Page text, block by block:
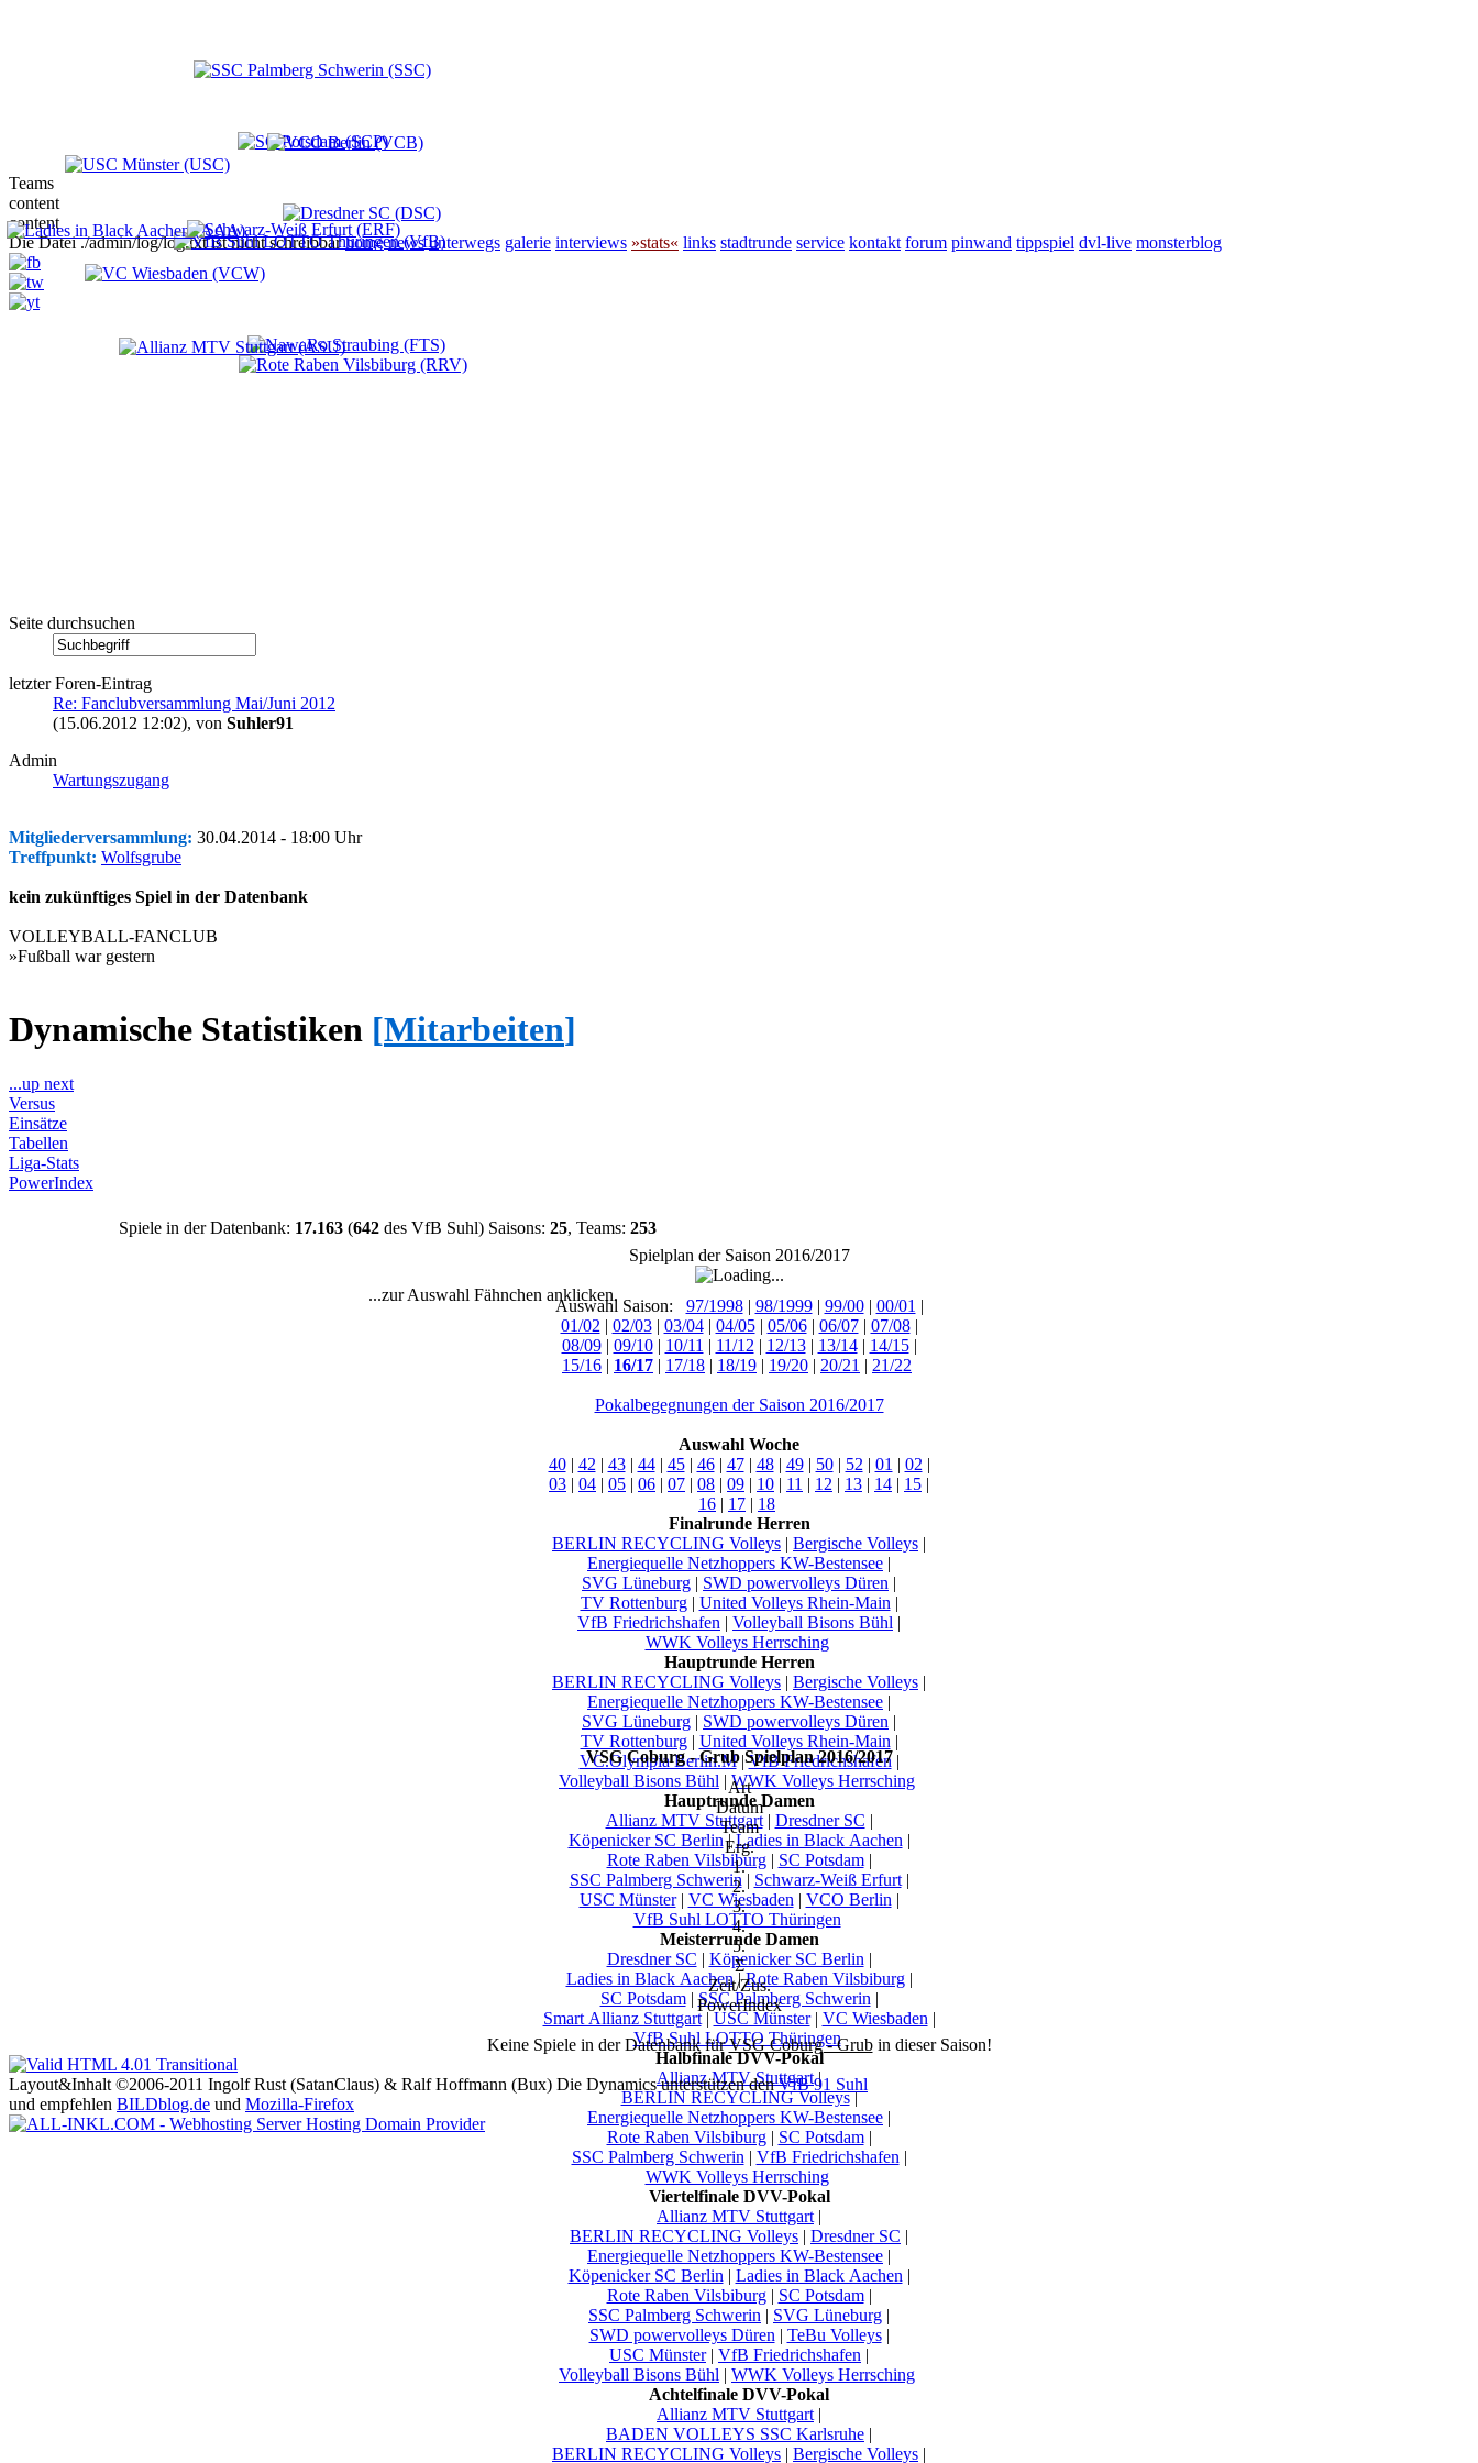
Teams
content
content
Die Datei ./admin/log/log.txt ist nicht schreibbarhome news unterwegs galerie interviews »stats« links stadtrunde service kontakt forum pinwand tippspiel dvl-live monsterblog
Seite durchsuchen
letzter Foren-Eintrag
Re: Fanclubversammlung Mai/Juni 2012
(15.06.2012 12:02), von Suhler91
Admin
Wartungszugang
Mitgliederversammlung: 30.04.2014 - 18:00 Uhr
Treffpunkt: Wolfsgrube
kein zukünftiges Spiel in der Datenbank
VOLLEYBALL-FANCLUB
»Fußball war gestern
Dynamische Statistiken [Mitarbeiten]
...up next
Versus
Einsätze
Tabellen
Liga-Stats
PowerIndex
Spiele in der Datenbank: 17.163(642des VfB Suhl) Saisons: 25, Teams: 253
Spielplan der Saison 2016/2017
...zur Auswahl Fähnchen anklicken.
Auswahl Saison: 97/1998| 98/1999| 99/00| 00/01 |
01/02 | 02/03| 03/04| 04/05| 05/06| 06/07| 07/08|
08/09| 09/10| 10/11 | 11/12 | 12/13| 13/14| 14/15|
15/16 | 16/17 | 17/18 | 18/19 | 19/20 | 20/21 | 21/22
Pokalbegegnungen der Saison 2016/2017
Auswahl Woche
40| 42 | 43| 44| 45| 46| 47| 48| 49| 50| 52 | 01 | 02 |
03 | 04 | 05 | 06 | 07 | 08 | 09 | 10 | 11 | 12 | 13 | 14 | 15 |
16 | 17 | 18
Finalrunde Herren
BERLIN RECYCLING Volleys | Bergische Volleys |
Energiequelle Netzhoppers KW-Bestensee |
SVG Lüneburg | SWD powervolleys Düren |
TV Rottenburg| United Volleys Rhein-Main |
VfB Friedrichshafen | Volleyball Bisons Bühl |
WWK Volleys Herrsching
Hauptrunde Herren
BERLIN RECYCLING Volleys | Bergische Volleys |
Energiequelle Netzhoppers KW-Bestensee |
SVG Lüneburg | SWD powervolleys Düren |
TV Rottenburg| United Volleys Rhein-Main |
VC.Olympia Berlin.M|VfB Friedrichshafen|
Volleyball Bisons Bühl | WWK Volleys Herrsching
Hauptrunde Damen
Allianz MTV Stuttgart| Dresdner SC |
Köpenicker SC Berlin|Ladies in Black Aachen |
Rote Raben Vilsbiburg| SC Potsdam|
SSC Palmberg Schwerin | Schwarz-Weiß Erfurt|
USC Münster| VC Wiesbaden | VCO Berlin |
VfB Suhl LOTTO Thüringen
Meisterrunde Damen
Dresdner SC | Köpenicker SC Berlin |
Ladies in Black Aachen|Rote Raben Vilsbiburg|
SC Potsdam|SSC Palmberg Schwerin |
Smart Allianz Stuttgart| USC Münster| VC Wiesbaden |
VfB Suhl LOTTO Thüringen
Halbfinale DVV-Pokal
Allianz MTV Stuttgart|
BERLIN RECYCLING Volleys|
Energiequelle Netzhoppers KW-Bestensee |
Rote Raben Vilsbiburg| SC Potsdam|
SSC Palmberg Schwerin | VfB Friedrichshafen |
WWK Volleys Herrsching
Viertelfinale DVV-Pokal
Allianz MTV Stuttgart |
BERLIN RECYCLING Volleys | Dresdner SC |
Energiequelle Netzhoppers KW-Bestensee |
Köpenicker SC Berlin | Ladies in Black Aachen |
Rote Raben Vilsbiburg| SC Potsdam|
SSC Palmberg Schwerin | SVG Lüneburg |
SWD powervolleys Düren | TeBu Volleys|
USC Münster| VfB Friedrichshafen |
Volleyball Bisons Bühl | WWK Volleys Herrsching
Achtelfinale DVV-Pokal
Allianz MTV Stuttgart |
BADEN VOLLEYS SSC Karlsruhe |
BERLIN RECYCLING Volleys | Bergische Volleys |
VSG Coburg - Grub Spielplan 2016/2017
Art
Datum
Team
Erg.
1.
2.
3.
4.
5.
Σ
Zeit/Zus.
PowerIndex
Keine Spiele in der Datenbank fürVSG Coburg - Grubin dieser Saison!
Layout&Inhalt ©2006-2011 Ingolf Rust (SatanClaus) & Ralf Hoffmann (Bux) Die Dynamics unterstützen denVfB 91 Suhl
und empfehlen BILDblog.de und Mozilla-Firefox